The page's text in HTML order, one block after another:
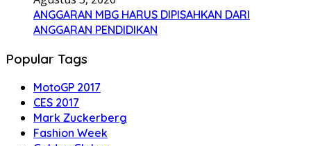
ANGGARAN MBG HARUS DIPISAHKAN DARI
ANGGARAN PENDIDIKAN
Popular Tags
MotoGP 2017
CES 2017
Mark Zuckerberg
Fashion Week